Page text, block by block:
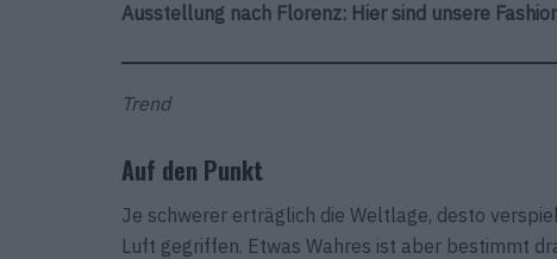
Ausstellung nach Florenz: Hier sind unsere
Trend
Auf den Punkt
Je schwerer erträglich die Weltlage, desto
Luft gegriffen. Etwas Wahres ist aber bestimmt